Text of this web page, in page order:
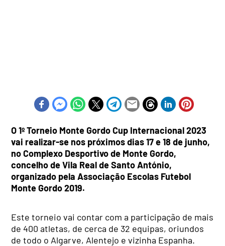
O 1º Torneio Monte Gordo Cup Internacional 2023
vai realizar-se nos próximos dias 17 e 18 de junho,
no Complexo Desportivo de Monte Gordo,
concelho de Vila Real de Santo António,
organizado pela Associação Escolas Futebol
Monte Gordo 2019.
Este torneio vai contar com a participação de mais
de 400 atletas, de cerca de 32 equipas, oriundos
de todo o Algarve, Alentejo e vizinha Espanha.